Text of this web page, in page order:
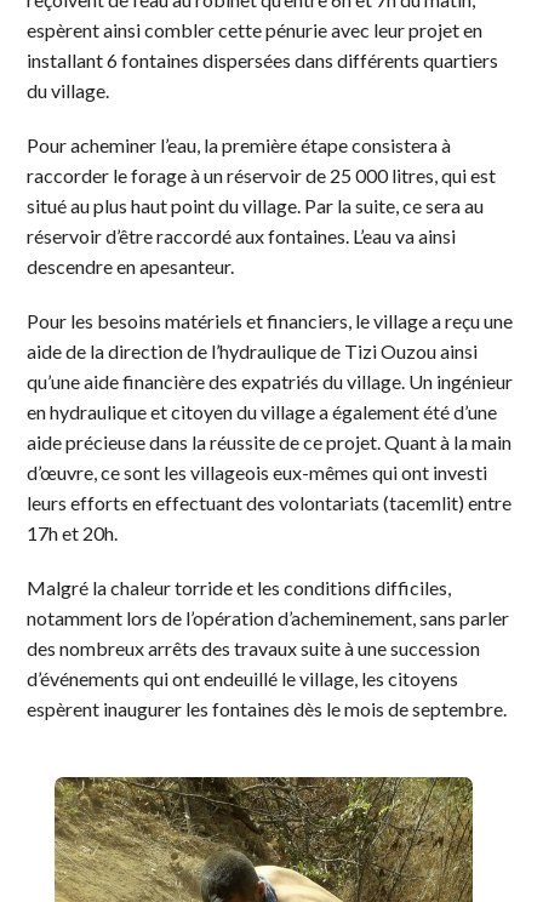
espèrent ainsi combler cette pénurie avec leur projet en
installant 6 fontaines dispersées dans différents quartiers
du village.
Pour acheminer l’eau, la première étape consistera à
raccorder le forage à un réservoir de 25 000 litres, qui est
situé au plus haut point du village. Par la suite, ce sera au
réservoir d’être raccordé aux fontaines. L’eau va ainsi
descendre en apesanteur.
Pour les besoins matériels et financiers, le village a reçu une
aide de la direction de l’hydraulique de Tizi Ouzou ainsi
qu’une aide financière des expatriés du village. Un ingénieur
en hydraulique et citoyen du village a également été d’une
aide précieuse dans la réussite de ce projet. Quant à la main
d’œuvre, ce sont les villageois eux-mêmes qui ont investi
leurs efforts en effectuant des volontariats (tacemlit) entre
17h et 20h.
Malgré la chaleur torride et les conditions difficiles,
notamment lors de l’opération d’acheminement, sans parler
des nombreux arrêts des travaux suite à une succession
d’événements qui ont endeuillé le village, les citoyens
espèrent inaugurer les fontaines dès le mois de septembre.